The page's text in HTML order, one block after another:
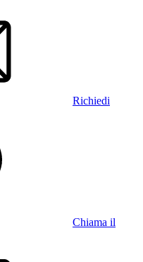
Richiedi
Chiama il